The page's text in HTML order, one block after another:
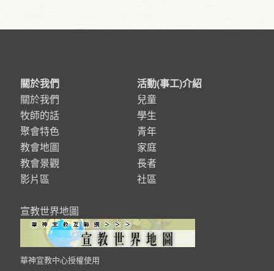
關於我們
關於我們
牧師的話
聚會特色
教會地圖
教會景觀
影片區
宣教世界地圖
華神宣教中心授權使用
活動(事工)介紹
兒童
學生
青年
家庭
長者
社區